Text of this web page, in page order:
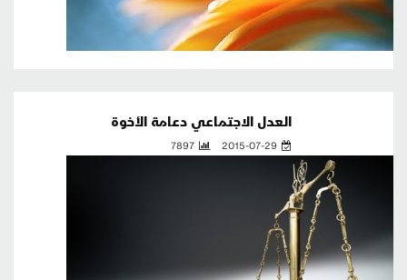
العدل الاجتماعي دعامة الأخوة
2015-07-29
7897